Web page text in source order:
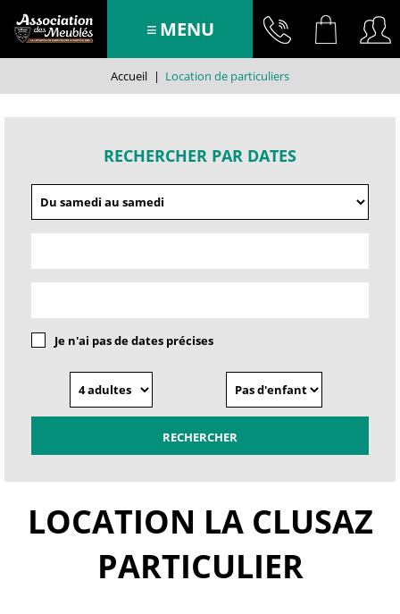
MENU
Accueil | Location de particuliers
RECHERCHER PAR DATES
Je n'ai pas de dates précises
LOCATION LA CLUSAZ
PARTICULIER